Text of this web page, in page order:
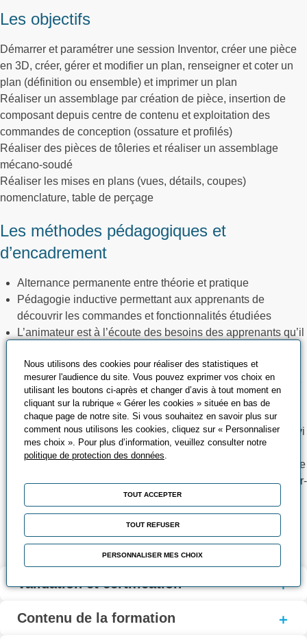
Les objectifs
Démarrer et paramétrer une session Inventor, créer une pièce
en 3D, créer, gérer et modifier un plan, renseigner et coter un
plan (définition ou ensemble) et imprimer un plan
Réaliser un assemblage par création de pièce, insertion de
composant depuis centre de contenu et exploitation des
commandes de conception (ossature et profilés)
Réaliser des pièces de tôleries et réaliser un assemblage
mécano-soudé
Réaliser les mises en plans (vues, détails, coupes)
nomenclature, table de perçage
Les méthodes pédagogiques et
d’encadrement
Alternance permanente entre théorie et pratique
Pédagogie inductive permettant aux apprenants de
découvrir les commandes et fonctionnalités étudiées
L’animateur est à l’écoute des besoins des apprenants qu’il
formation
L’objectif de la journée est chaque fois clairement annoncé
afin que les apprenants puissent en vérifier l’opportunité et
la progression
Chaque sujet abordé fait l’objet d’un exposé théorique suivi
d’une étude de cas pratiques
Ses études de cas pratiques permettront aux apprenants de
s’approprier la formation et de se situer en termes de savoir-
Utilisation de plan professionnel servant de fil rouge à la
Validation et certification
Contenu de la formation
Nous utilisons des cookies pour réaliser des statistiques et
mesurer l'audience du site. Vous pouvez exprimer vos choix en
utilisant les boutons ci-après et changer d’avis à tout moment en
cliquant sur la rubrique « Gérer les cookies » située en bas de
chaque page de notre site. Si vous souhaitez en savoir plus sur
comment nous utilisons les cookies, cliquez sur « Personnaliser
mes choix ». Pour plus d’information, veuillez consulter notre
politique de protection des données
TOUT ACCEPTER
TOUT REFUSER
PERSONNALISER MES CHOIX